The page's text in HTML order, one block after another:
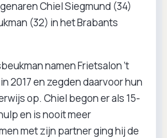
Chiel Siegmund (34)
(32) in het Brabants
namen Frietsalon ’t
2017 en zegden daarvoor hun
op. Chiel begon er als 15-
en is nooit meer
met zijn partner ging hij de